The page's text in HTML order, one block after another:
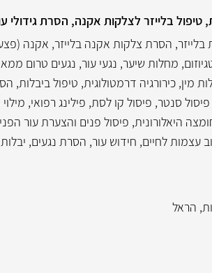
בלייזר לצלקות אקנה, הסרת גידולי
, הסרת צלקות אקנה בלייזר, אקנה
, מחלות שיער, נגעי עור, נגעים טרום
מין, כירורגיה דרמטולוגית, טיפול ביבלות,
פיסול סנטר, פיסול קו לסת, פילינג רפואי,
היאלורונית, פיסול פנים והצערת עור
עצמות לחיים, חידוש עור, הסרת נגעים, יבלות
, הראל